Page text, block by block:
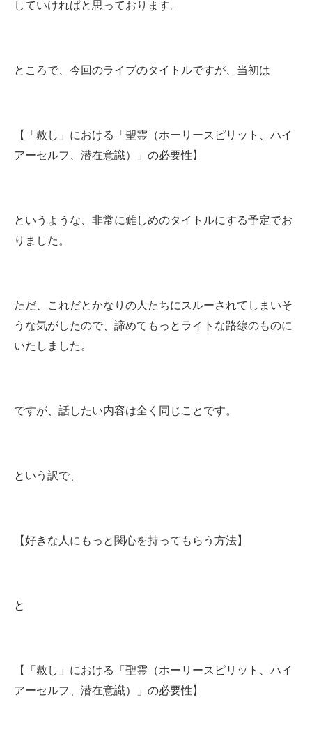
していければと思っております。
ところで、今回のライブのタイトルですが、当初は
【「赦し」における「聖霊（ホーリースピリット、ハイ
アーセルフ、潜在意識）」の必要性】
というような、非常に難しめのタイトルにする予定でお
りました。
ただ、これだとかなりの人たちにスルーされてしまいそ
うな気がしたので、諦めてもっとライトな路線のものに
いたしました。
ですが、話したい内容は全く同じことです。
という訳で、
【好きな人にもっと関心を持ってもらう方法】
と
【「赦し」における「聖霊（ホーリースピリット、ハイ
アーセルフ、潜在意識）」の必要性】